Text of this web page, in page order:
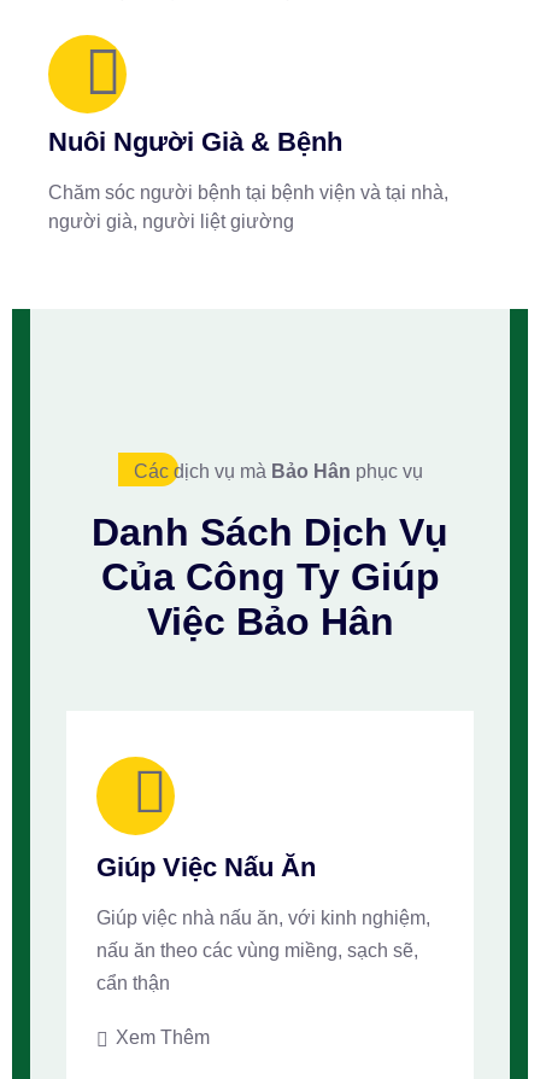
Nuôi Người Già & Bệnh
Chăm sóc người bệnh tại bệnh viện và tại nhà,
người già, người liệt giường
Các dịch vụ mà Bảo Hân phục vụ
Danh Sách Dịch Vụ
Của Công TyGiúp
Việc Bảo Hân
Giúp Việc Nấu Ăn
Giúp việc nhà nấu ăn, với kinh nghiệm,
nấu ăn theo các vùng miềng, sạch sẽ,
cẩn thận
Xem Thêm